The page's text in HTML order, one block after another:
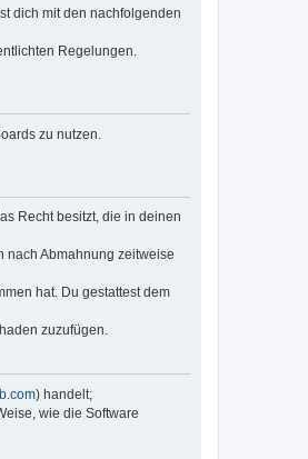
dich mit den nachfolgenden
Regelungen.
zu nutzen.
Recht besitzt, die in deinen
nach Abmahnung zeitweise
hat. Du gestattest dem
zuzufügen.
) handelt;
wie die Software